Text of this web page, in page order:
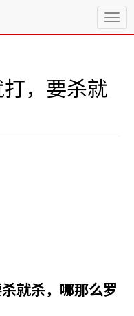
T
o
，要杀就
就杀，哪那么罗